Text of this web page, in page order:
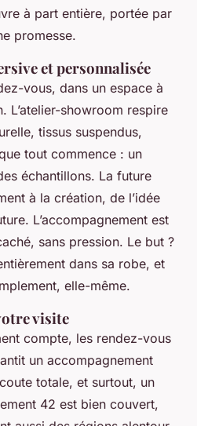
à part entière, portée par
promesse.
et personnalisée
vous, dans un espace à
L’atelier-showroom respire
tissus suspendus,
tout commence : un
échantillons. La future
à la création, de l’idée
L’accompagnement est
sans pression. Le but ?
dans sa robe, et
elle-même.
visite
compte, les rendez-vous
un accompagnement
totale, et surtout, un
42 est bien couvert,